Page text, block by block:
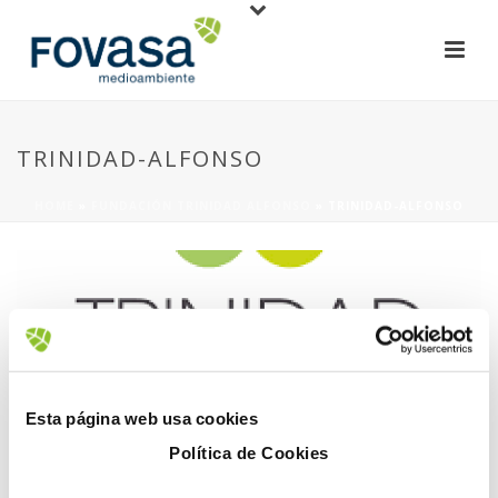
Esta página web usa cookies
Política de Cookies
TRINIDAD-ALFONSO
1 diciembre, 2017